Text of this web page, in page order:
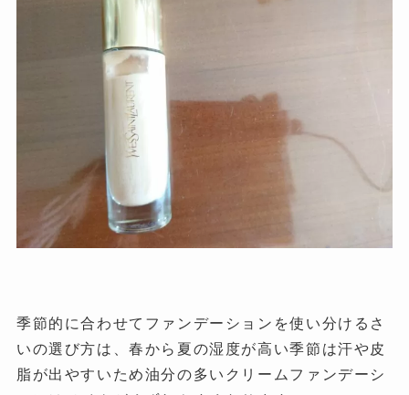
季節的に合わせてファンデーションを使い分けるさ
いの選び方は、春から夏の湿度が高い季節は汗や皮
脂が出やすいため油分の多いクリームファンデーシ